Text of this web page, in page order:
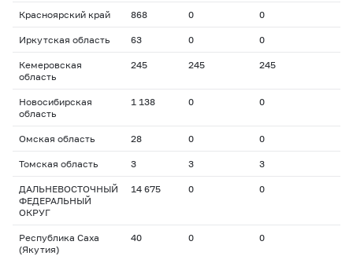
Красноярский край 868 0 0
Иркутская область 63 0 0
Кемеровская
область
245 245 245
Новосибирская
область
1 138 0 0
Омская область 28 0 0
Томская область 3 3 3
ДАЛЬНЕВОСТОЧНЫЙ
ФЕДЕРАЛЬНЫЙ
ОКРУГ
14 675 0 0
Республика Саха
(Якутия)
40 0 0